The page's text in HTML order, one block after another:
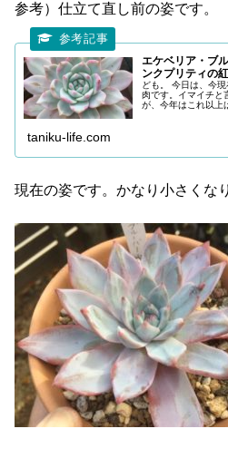
参考）仕立て直し前の姿です。
エケベリア・ブ
ンクプリティの紅
ども。 今日は、今
肉です。イマイチと
が、今年はこれ以上
taniku-life.com
現在の姿です。かなり小さくな